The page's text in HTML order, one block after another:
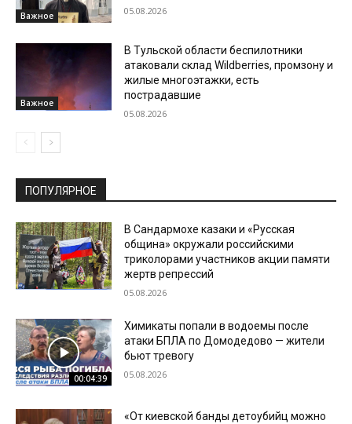
Важное 05.08.2026
Важное
В Тульской области беспилотники
атаковали склад Wildberries, промзону и
жилые многоэтажки, есть
пострадавшие
05.08.2026
ПОПУЛЯРНОЕ
В Сандармохе казаки и «Русская
община» окружали российскими
триколорами участников акции памяти
жертв репрессий
05.08.2026
00:04:39
Химикаты попали в водоемы после
атаки БПЛА по Домодедово — жители
бьют тревогу
05.08.2026
«От киевской банды детоубийц можно